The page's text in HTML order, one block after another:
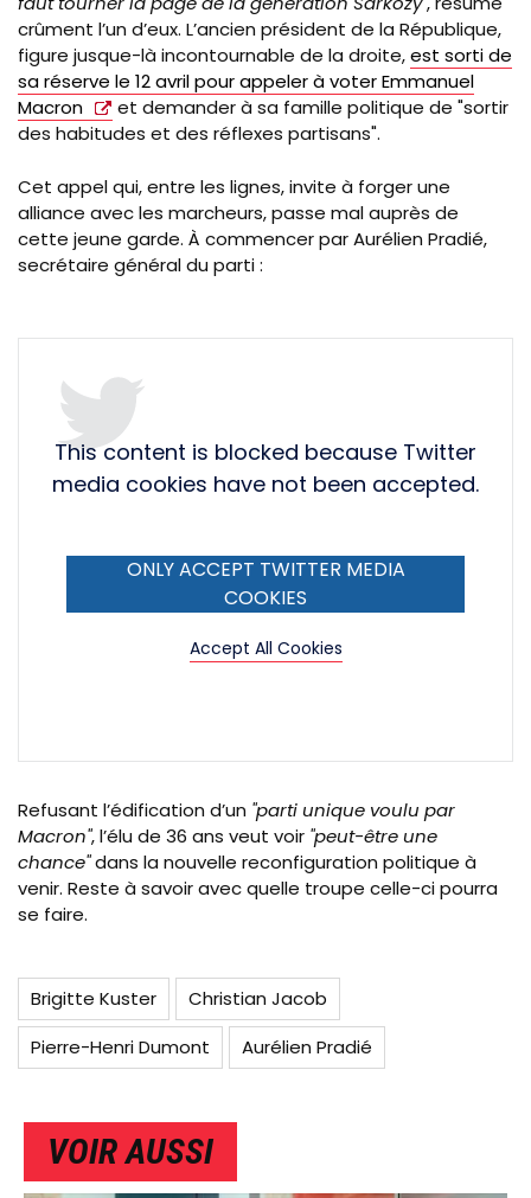
crûment l’un d’eux. L’ancien président de la République,
figure jusque-là incontournable de la droite,est sorti de
sa réserve le 12 avril pour appeler à voter Emmanuel
Macron
et demander à sa famille politique de "sortir
des habitudes et des réflexes partisans".
Cet appel qui, entre les lignes, invite à forger une
alliance avec les marcheurs, passe mal auprès de
cette jeune garde. À commencer par Aurélien Pradié,
secrétaire général du parti :
This content is blocked because Twitter
media cookies have not been accepted.
ONLY ACCEPT TWITTER MEDIA
COOKIES
Accept All Cookies
Refusant l’édification d’un "parti unique voulu par
Macron", l’élu de 36 ans veut voir "peut-être une
chance"dans la nouvelle reconfiguration politique à
venir. Reste à savoir avec quelle troupe celle-ci pourra
se faire.
Brigitte Kuster
Christian Jacob
Pierre-Henri Dumont
Aurélien Pradié
VOIR AUSSI